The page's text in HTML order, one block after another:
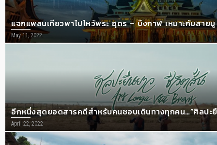
แจกแพลนเที่ยวพาไปไหว้พระ อุดร – บึงกาฬ เหมาะกับสายมู
May 11, 2022
อีกหนึ่งสุดยอดสารคดีสำหรับคนชอบเดินทางทุกคน…”ศิลปะ
April 22, 2022